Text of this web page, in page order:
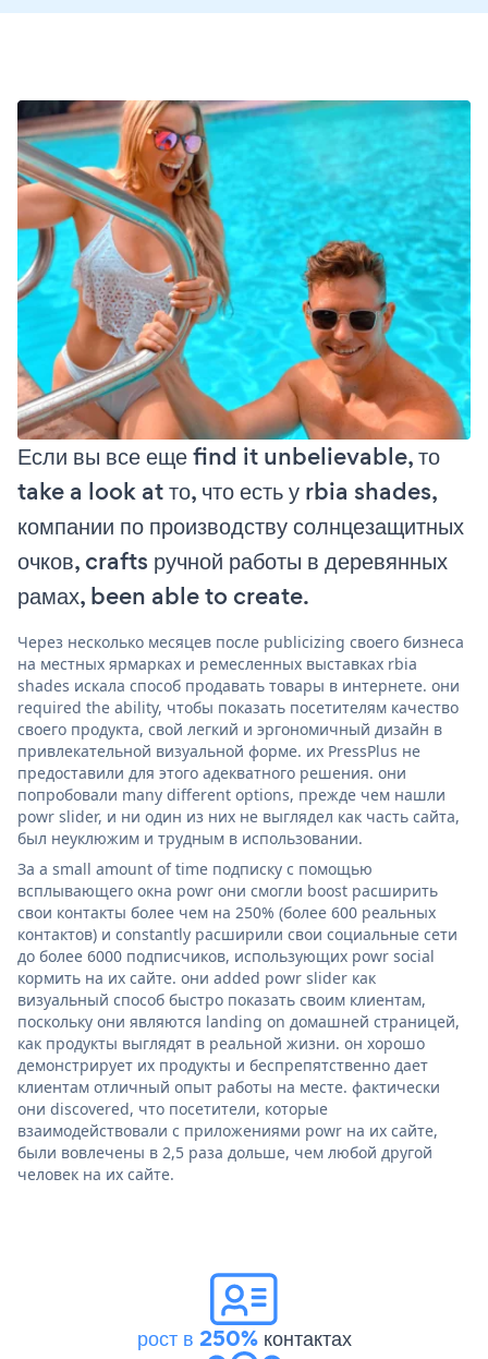
Если вы все еще find it unbelievable, то
take a look at то, что есть у rbia shades,
компании по производству солнцезащитных
очков, crafts ручной работы в деревянных
рамах, been able to create.
Через несколько месяцев после publicizing своего бизнеса
на местных ярмарках и ремесленных выставках rbia
shades искала способ продавать товары в интернете. они
required the ability, чтобы показать посетителям качество
своего продукта, свой легкий и эргономичный дизайн в
привлекательной визуальной форме. их PressPlus не
предоставили для этого адекватного решения. они
попробовали many different options, прежде чем нашли
powr slider, и ни один из них не выглядел как часть сайта,
был неуклюжим и трудным в использовании.
За a small amount of time подписку с помощью
всплывающего окна powr они смогли boost расширить
свои контакты более чем на 250% (более 600 реальных
контактов) и constantly расширили свои социальные сети
до более 6000 подписчиков, использующих powr social
кормить на их сайте. они added powr slider как
визуальный способ быстро показать своим клиентам,
поскольку они являются landing on домашней страницей,
как продукты выглядят в реальной жизни. он хорошо
демонстрирует их продукты и беспрепятственно дает
клиентам отличный опыт работы на месте. фактически
они discovered, что посетители, которые
взаимодействовали с приложениями powr на их сайте,
были вовлечены в 2,5 раза дольше, чем любой другой
человек на их сайте.
рост в 250%контактах